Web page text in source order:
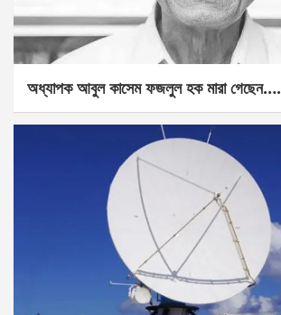
অধ্যাপক আবুল কাসেম ফজলুল হক মারা গেছেন….